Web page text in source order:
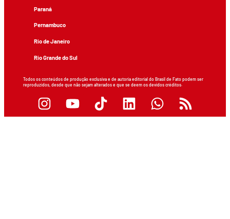
Paraná
Pernambuco
Rio de Janeiro
Rio Grande do Sul
Todos os conteúdos de produção exclusiva e de autoria editorial do Brasil de Fato podem ser
reproduzidos, desde que não sejam alterados e que se deem os devidos créditos.